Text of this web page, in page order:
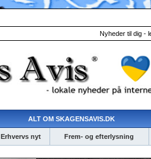
Nyheder til dig -
ALT OM SKAGENSAVIS.DK
Erhvervs nyt Frem- og efterlysning